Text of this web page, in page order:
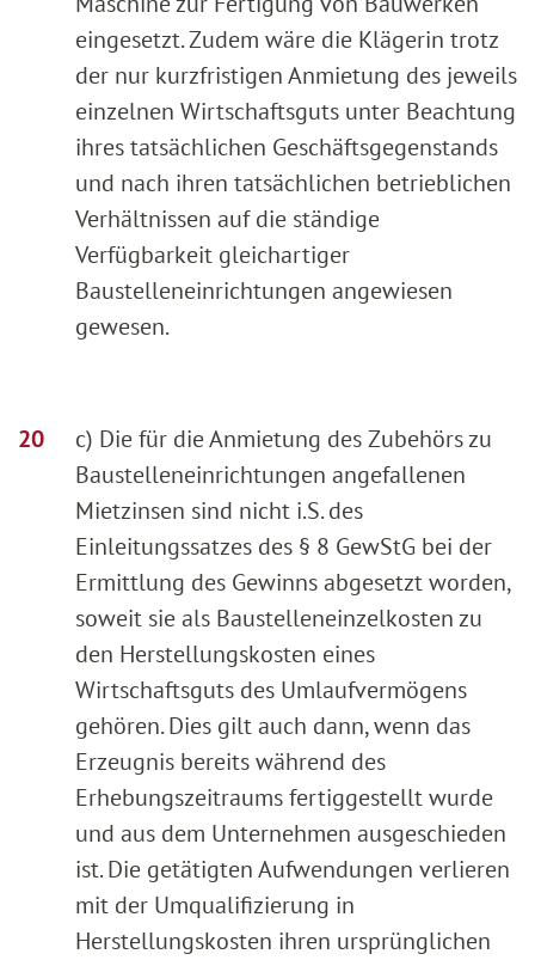
eingesetzt. Zudem wäre die Klägerin trotz
der nur kurzfristigen Anmietung des jeweils
einzelnen Wirtschaftsguts unter Beachtung
ihres tatsächlichen Geschäftsgegenstands
und nach ihren tatsächlichen betrieblichen
Verhältnissen auf die ständige
Verfügbarkeit gleichartiger
Baustelleneinrichtungen angewiesen
gewesen.
c) Die für die Anmietung des Zubehörs zu
Baustelleneinrichtungen angefallenen
Mietzinsen sind nicht i.S. des
Einleitungssatzes des § 8 GewStG bei der
Ermittlung des Gewinns abgesetzt worden,
soweit sie als Baustelleneinzelkosten zu
den Herstellungskosten eines
Wirtschaftsguts des Umlaufvermögens
gehören. Dies gilt auch dann, wenn das
Erzeugnis bereits während des
Erhebungszeitraums fertiggestellt wurde
und aus dem Unternehmen ausgeschieden
ist. Die getätigten Aufwendungen verlieren
mit der Umqualifizierung in
Herstellungskosten ihren ursprünglichen